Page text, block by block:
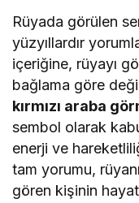
Rüyada görülen
yüzyıllardır
içeriğine, rüyayı
bağlama göre
kırmızı araba
sembol olarak
enerji ve
tam yorumu,
gören kişinin